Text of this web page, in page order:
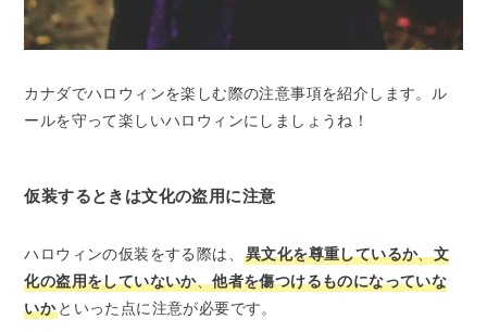
カナダでハロウィンを楽しむ際の注意事項を紹介します。ル
ールを守って楽しいハロウィンにしましょうね！
仮装するときは文化の盗用に注意
ハロウィンの仮装をする際は、異文化を尊重しているか、文
化の盗用をしていないか、他者を傷つけるものになっていな
いか といった点に注意が必要です。